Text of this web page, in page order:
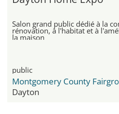
Salon grand public dédié à la
rénovation, à l'habitat et à
la maison
public
Montgomery County
Dayton